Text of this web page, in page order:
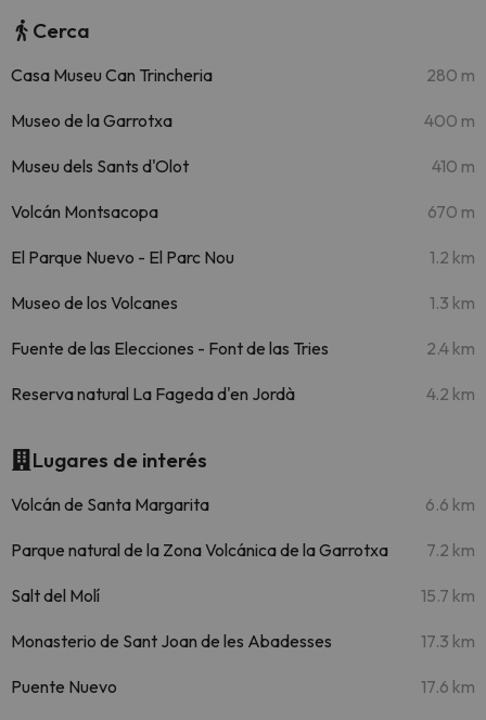
Cerca
Casa Museu Can Trincheria 280 m
Museo de la Garrotxa 400 m
Museu dels Sants d'Olot 410 m
Volcán Montsacopa 670 m
El Parque Nuevo - El Parc Nou 1.2 km
Museo de los Volcanes 1.3 km
Fuente de las Elecciones - Font de las Tries 2.4 km
Reserva natural La Fageda d'en Jordà 4.2 km
Lugares de interés
Volcán de Santa Margarita 6.6 km
Parque natural de la Zona Volcánica de la Garrotxa 7.2 km
Salt del Molí 15.7 km
Monasterio de Sant Joan de les Abadesses 17.3 km
Puente Nuevo 17.6 km